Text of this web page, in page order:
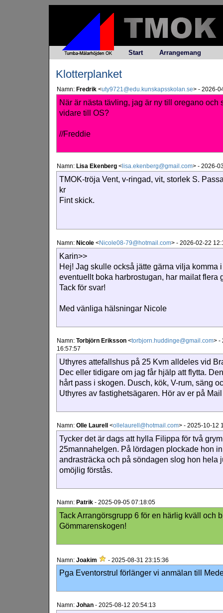
Start Arrangemang
Klotterplanket
Namn: Fredrik <uty9721@edu.kunskapsskolan.se> - 2026-
När är nästa tävling, jag är ny till oregano
vidare till OS?
//Freddie
Namn: Lisa Ekenberg < lisa.ekenberg@gmail.com> - 2026-
TMOK-tröja Vent, v-ringad, vit, storlek S.
kr
Fint skick.
Namn: Nicole <Nicole08-79@hotmail.com> - 2026-02-22
Karin>>
Hej! Jag skulle också jätte gärna vilja komma
eventuellt boka harbrostugan, har mailat flera
Tack för svar!
Med vänliga hälsningar Nicole
Namn: Torbjörn Eriksson <torbjorn.huddinge@gmail.com> -
16:57:57
Uthyres attefallshus på 25 Kvm alldeles vid
Dec eller tidigare om jag får hjälp att flytta.
hårt pass i skogen. Dusch, kök, V-rum, säng
Uthyres av fastighetsägaren. Hör av er på
Namn: Olle Laurell <ollelaurell@hotmail.com> - 2025-10-12
Tycker det är dags att hylla Filippa för två
25mannahelgen. På lördagen plockade hon
andrasträcka och på söndagen slog hon hela
omöjlig förstås.
Namn: Patrik - 2025-09-05 07:18:05
Tack Arrangörsgrupp 6 för en härlig kväll och
Gömmarenskogen!
Namn: Joakim - 2025-08-31 23:15:36
Pga Eventorstrul förlänger vi anmälan till
Namn: Johan - 2025-08-12 20:54:13